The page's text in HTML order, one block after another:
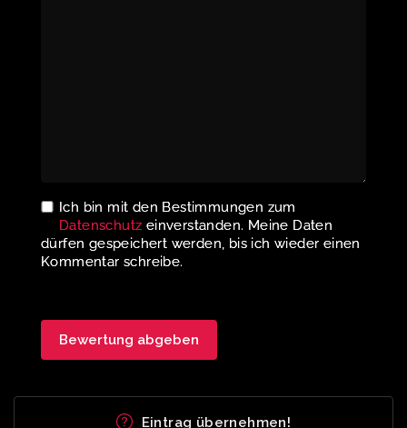
Ich bin mit den Bestimmungen zum
Datenschutz einverstanden. Meine Daten
dürfen gespeichert werden, bis ich wieder einen
Kommentar schreibe.
Eintrag übernehmen!